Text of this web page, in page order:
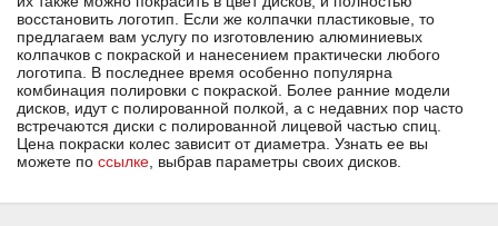
восстановить логотип. Если же колпачки пластиковые, то
предлагаем вам услугу по изготовлению алюминиевых
колпачков с покраской и нанесением практически любого
логотипа. В последнее время особенно популярна
комбинация полировки с покраской. Более ранние модели
дисков, идут с полированной полкой, а с недавних пор часто
встречаются диски с полированной лицевой частью спиц.
Цена покраски колес зависит от диаметра. Узнать ее вы
можете по ссылке, выбрав параметры своих дисков.